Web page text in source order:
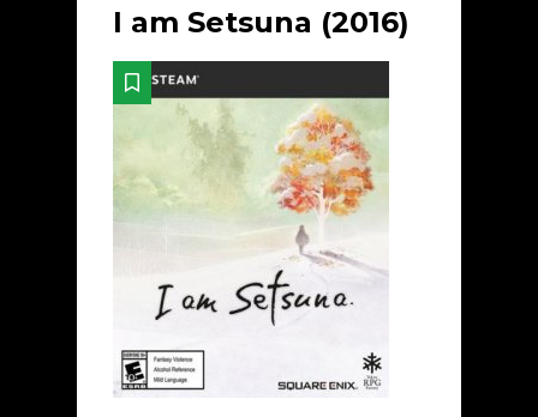
I am Setsuna (2016)